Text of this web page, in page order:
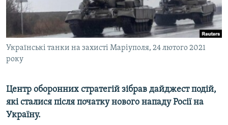
ІНФОГРАФІКА
ДОЛУЧАЙСЯ!
Усі сайти RFE/RL
Українські танки на захисті Маріуполя, 24 лютого 2021
року
Центр оборонних стратегій зібрав дайджест подій,
які сталися після початку нового нападу Росії на
Україну.